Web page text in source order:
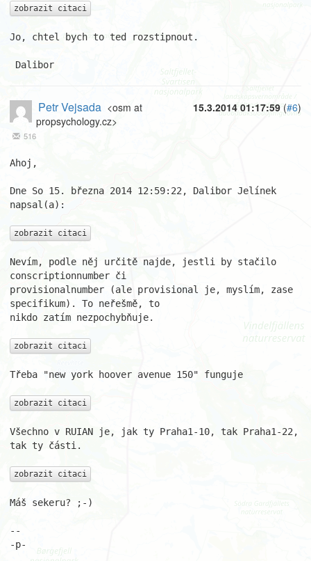
zobrazit citaci
Jo, chtel bych to ted rozstipnout.
Dalibor
15.3.2014 01:17:59(#6)
Petr Vejsada <osm at
propsychology.cz>
516
Ahoj,
Dne So 15. března 2014 12:59:22, Dalibor Jelínek
napsal(a):
zobrazit citaci
Nevím, podle něj určitě najde, jestli by stačilo
conscriptionnumber či
provisionalnumber (ale provisional je, myslím, zase
specifikum). To neřešmě, to
nikdo zatím nezpochybňuje.
zobrazit citaci
Třeba "new york hoover avenue 150" funguje
zobrazit citaci
Všechno v RUIAN je, jak ty Praha1-10, tak Praha1-22,
tak ty části.
zobrazit citaci
Máš sekeru? ;-)
--
-p-